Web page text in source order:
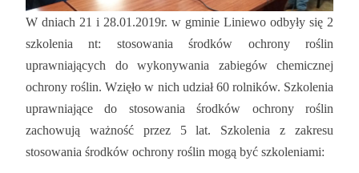
W dniach 21 i 28.01.2019r. w gminie Liniewo odbyły się 2
szkolenia nt: stosowania środków ochrony roślin
uprawniających do wykonywania zabiegów chemicznej
ochrony roślin. Wzięło w nich udział 60 rolników. Szkolenia
uprawniające do stosowania środków ochrony roślin
zachowują ważność przez 5 lat. Szkolenia z zakresu
stosowania środków ochrony roślin mogą być szkoleniami: